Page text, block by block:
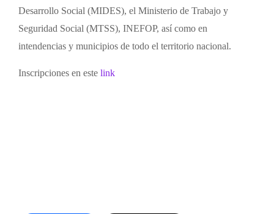
Desarrollo Social (MIDES), el Ministerio de Trabajo y
Seguridad Social (MTSS), INEFOP, así como en
intendencias y municipios de todo el territorio nacional.
Inscripciones en este link